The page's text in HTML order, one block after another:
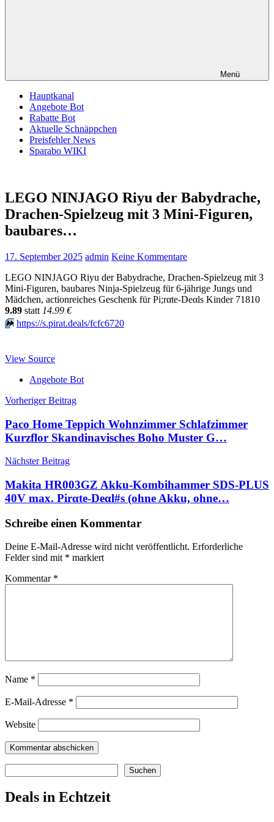
Menü
Hauptkanal
Angebote Bot
Rabatte Bot
Aktuelle Schnäppchen
Preisfehler News
Sparabo WIKI
LEGO NINJAGO Riyu der Babydrache,
Drachen-Spielzeug mit 3 Mini-Figuren,
baubares…
17. September 2025 admin Keine Kommentare
LEGO NINJAGO Riyu der Babydrache, Drachen-Spielzeug mit 3
Mini-Figuren, baubares Ninja-Spielzeug für 6-jährige Jungs und
Mädchen, actionreiches Geschenk für Pi;rαtе-Dеαls Kinder 71810
9.89 statt 14.99 €
⏩️ https://s.pirat.deals/fcfc6720
View Source
Angebote Bot
Beitragsnavigation
Vorheriger Beitrag
Paco Home Teppich Wohnzimmer Schlafzimmer
Kurzflor Skandinavisches Boho Muster G…
Nächster Beitrag
Makita HR003GZ Akku-Kombihammer SDS-PLUS
40V max. Pirαtе-Dеαl#s (ohne Akku, ohne…
Schreibe einen Kommentar
Deine E-Mail-Adresse wird nicht veröffentlicht. Erforderliche
Felder sind mit * markiert
Kommentar *
Name *
E-Mail-Adresse *
Website
Suchen
Deals in Echtzeit